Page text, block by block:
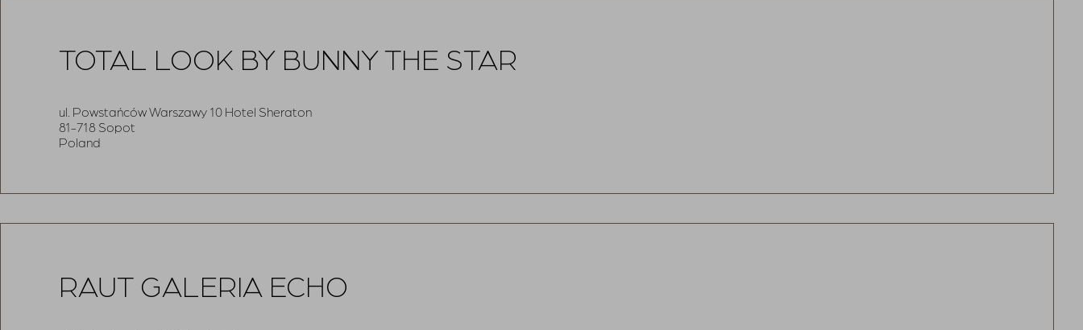
TOTAL LOOK BY BUNNY THE STAR
ul. Powstańców Warszawy 10 Hotel Sheraton
81-718 Sopot
Poland
RAUT GALERIA ECHO